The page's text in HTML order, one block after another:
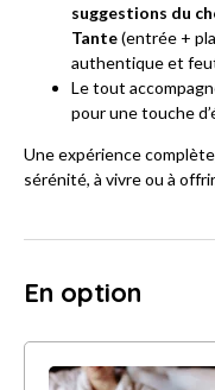
suggestions du
Tante(entrée +
authentique et
Le tout
pour une touche
Une expérience
sérénité, à vivre ou à
En option